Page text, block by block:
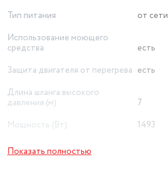
Тип питания
от сети
Использование моющего
средства
есть
Защита двигателя от перегрева есть
Длина шланга высокого
давления (м)
7
Мощность (Вт)
1493
Максимальная
производительность (л/ч)
Показать полностью